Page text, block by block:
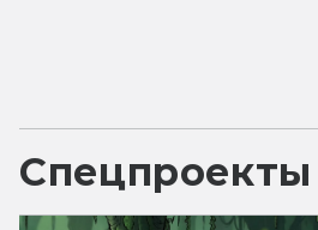
Спецпроекты